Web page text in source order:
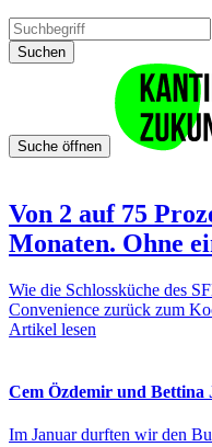
Suchen
Suche öffnen
Von 2 auf 75
Monaten. Ohne
Wie die Schlossküche des
Convenience zurück zum
Artikel lesen
Cem Özdemir und Bettina
Im Januar durften wir den